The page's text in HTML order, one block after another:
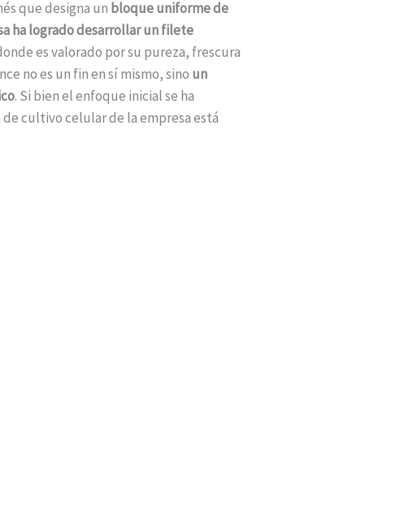
que designa un bloque uniforme de
ha logrado desarrollar un filete
es valorado por su pureza, frescura
no es un fin en sí mismo, sino un
. Si bien el enfoque inicial se ha
cultivo celular de la empresa está